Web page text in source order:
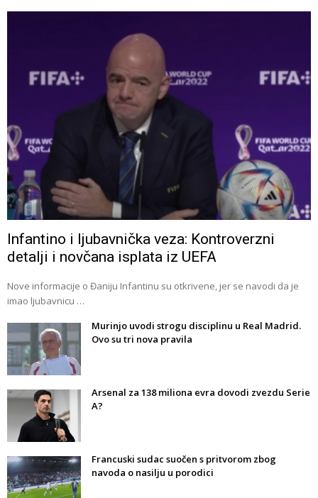
Infantino i ljubavnička veza: Kontroverzni
detalji i novčana isplata iz UEFA
Nove informacije o Đaniju Infantinu su otkrivene, jer se navodi da je
imao ljubavnicu …
Murinjo uvodi strogu disciplinu u Real Madrid.
Ovo su tri nova pravila
Arsenal za 138 miliona evra dovodi zvezdu Serie
A?
Francuski sudac suočen s pritvorom zbog
navoda o nasilju u porodici